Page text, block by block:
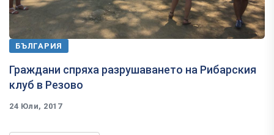
БЪЛГАРИЯ
Граждани спряха разрушаването на Рибарския
клуб в Резово
24 Юли, 2017